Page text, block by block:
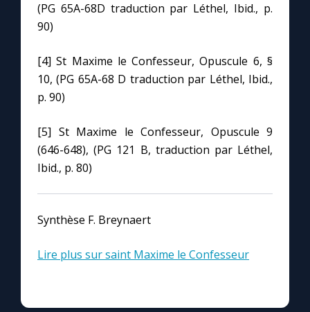
(PG 65A-68D traduction par Léthel, Ibid., p.
90)
[4] St Maxime le Confesseur, Opuscule 6, §
10, (PG 65A-68 D traduction par Léthel, Ibid.,
p. 90)
[5] St Maxime le Confesseur, Opuscule 9
(646-648), (PG 121 B, traduction par Léthel,
Ibid., p. 80)
Synthèse F. Breynaert
Lire plus sur saint Maxime le Confesseur